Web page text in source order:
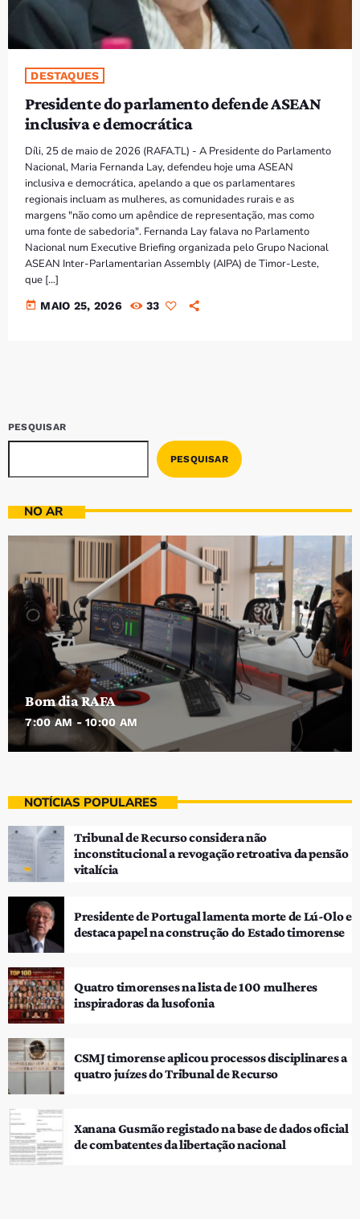
PORTUGUÊS
TÉTUM
PORTUGUÊS
PRÓXIMOS PROGRAMAS
Bom dia RAFA
7:00 AM - 10:00 AM
Bom dia RAFA
7:00 AM - 9:00 AM
Bom dia RAFA
7:00 AM - 10:00 AM
DESTAQUES
Presidente do parlamento defende ASEAN
inclusiva e democrática
Díli, 25 de maio de 2026 (RAFA.TL) - A Presidente do Parlamento
Nacional, Maria Fernanda Lay, defendeu hoje uma ASEAN
inclusiva e democrática, apelando a que os parlamentares
regionais incluam as mulheres, as comunidades rurais e as
margens "não como um apêndice de representação, mas como
uma fonte de sabedoria". Fernanda Lay falava no Parlamento
Nacional num Executive Briefing organizada pelo Grupo Nacional
ASEAN Inter-Parlamentarian Assembly (AIPA) de Timor-Leste,
que […]
today MAIO 25, 2026 33
PESQUISAR
PESQUISAR
NO AR
Bom dia RAFA
7:00 AM - 10:00 AM
NOTÍCIAS POPULARES
Tribunal de Recurso considera não
inconstitucional a revogação retroativa da pensão
vitalícia
Presidente de Portugal lamenta morte de Lú-Olo e
destaca papel na construção do Estado timorense
Quatro timorenses na lista de 100 mulheres
inspiradoras da lusofonia
CSMJ timorense aplicou processos disciplinares a
quatro juízes do Tribunal de Recurso
Xanana Gusmão registado na base de dados oficial
de combatentes da libertação nacional